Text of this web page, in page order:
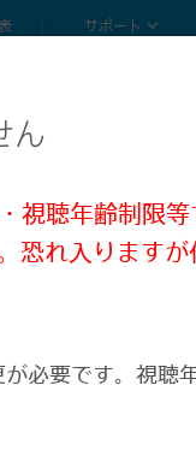
サポート
ん
視聴年齢制限
恐れ入ります
必要です。視聴